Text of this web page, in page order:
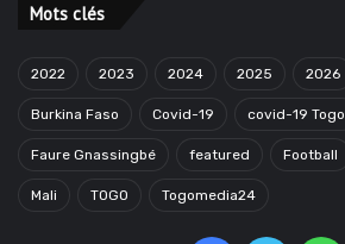
Mots clés
2022 2023 2024 2025 2026
Burkina Faso Covid-19 covid-19 Togo
Faure Gnassingbé featured Football
Mali TOGO Togomedia24